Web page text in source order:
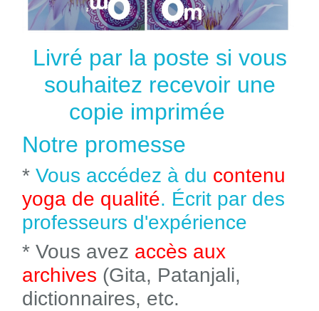
Livré par la poste si vous
souhaitez recevoir une
copie imprimée
Notre promesse
* Vous accédez à du contenu
yoga de qualité. Écrit par des
professeurs d'expérience
* Vous avez accès aux
archives (Gita, Patanjali,
dictionnaires, etc.